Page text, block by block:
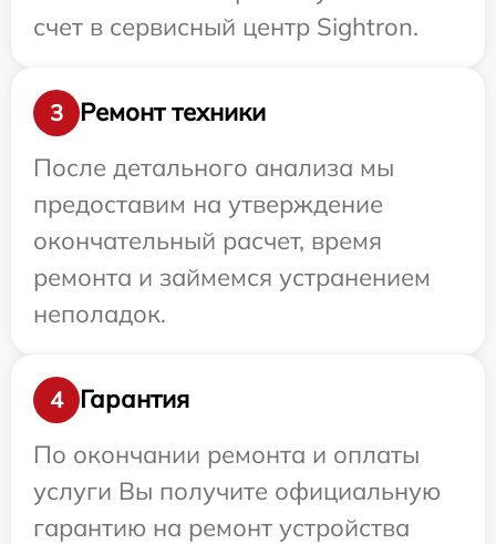
счет в сервисный центр Sightron.
3
Ремонт техники
После детального анализа мы
предоставим на утверждение
окончательный расчет, время
ремонта и займемся устранением
неполадок.
4
Гарантия
По окончании ремонта и оплаты
услуги Вы получите официальную
гарантию на ремонт устройства